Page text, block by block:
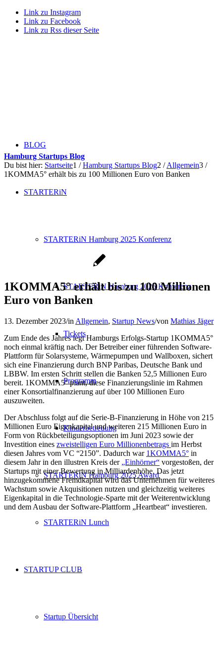
Link zu Instagram
Link zu Facebook
Link zu Rss dieser Seite
BLOG
STARTERiN
STARTERiN Hamburg 2025 Konferenz
STARTERiN Hamburg 2025 Konferenz
Tickets
Programm
Kinderbetreuung
STARTERiN Hamburg 2025 Award
STARTERiN Lunch
STARTUP CLUB
Startup Übersicht
Hamburg Startups Blog
Du bist hier: Startseite1 / Hamburg Startups Blog2 / Allgemein3 /
1KOMMA5° erhält bis zu 100 Millionen Euro von Banken
1KOMMA5° erhält bis zu 100 Millionen
Euro von Banken
13. Dezember 2023/in Allgemein, Startup News/von Mathias Jäger
Zum Ende des Jahres legt Hamburgs Erfolgs-Startup 1KOMMA5°
noch einmal kräftig nach. Der Betreiber einer führenden Software-
Plattform für Solarsysteme, Wärmepumpen und Wallboxen, sichert
sich eine Finanzierung durch BNP Paribas, Deutsche Bank und
LBBW. Im ersten Schritt stellen die Banken 52,5 Millionen Euro
bereit. 1KOMMA5° plant, diese Finanzierungslinie im Rahmen
einer Konsortialfinanzierung auf über 100 Millionen Euro
auszuweiten.
Der Abschluss folgt auf die Serie-B-Finanzierung in Höhe von 215
Millionen Euro Eigenkapital und weiteren 215 Millionen Euro in
Form von Rückbeteiligungsoptionen im Juni 2023 sowie der
Investition eines zweistelligen Euro Millionenbetrags im Herbst
diesen Jahres vom VC “2150”. Dadurch war 1KOMMA5° in
diesem Jahr in den illustren Kreis der „Einhörner“ vorgestoßen, der
Startups mit einer Bewertung in Milliardenhöhe. Das jetzt
hinzugekommene Fremdkapital wird das Unternehmen für weiteres
Wachstum sowie Akquisitionen nutzen und gleichzeitig weiteres
Eigenkapital in die Technologie-Sparte mit der Weiterentwicklung
und dem Ausbau der Software-Plattform „Heartbeat“ investieren.